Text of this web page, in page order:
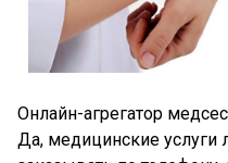
Онлайн-агрегатор
Да, медицинские